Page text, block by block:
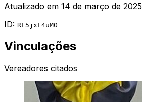
Atualizado em 14 de março de 2025
ID: RL5jxL4uMO
Vinculações
Vereadores citados